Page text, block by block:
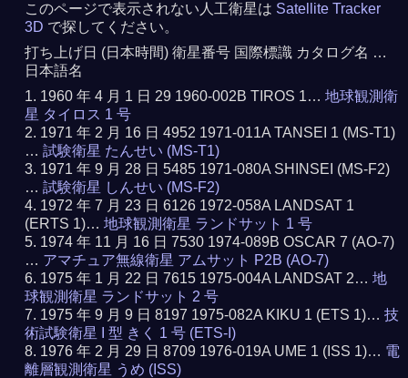
このページで表示されない人工衛星は Satellite Tracker
3D で探してください。
打ち上げ日 (日本時間) 衛星番号 国際標識 カタログ名 …
日本語名
1960 年 4 月 1 日 29 1960-002B TIROS 1…地球観測衛
星 タイロス 1 号
1971 年 2 月 16 日 4952 1971-011A TANSEI 1 (MS-T1)
…試験衛星 たんせい (MS-T1)
1971 年 9 月 28 日 5485 1971-080A SHINSEI (MS-F2)
…試験衛星 しんせい (MS-F2)
1972 年 7 月 23 日 6126 1972-058A LANDSAT 1
(ERTS 1)…地球観測衛星 ランドサット 1 号
1974 年 11 月 16 日 7530 1974-089B OSCAR 7 (AO-7)
… アマチュア無線衛星 アムサット P2B (AO-7)
1975 年 1 月 22 日 7615 1975-004A LANDSAT 2…地
球観測衛星 ランドサット 2 号
1975 年 9 月 9 日 8197 1975-082A KIKU 1 (ETS 1)…技
術試験衛星 I 型 きく 1 号 (ETS-I)
1976 年 2 月 29 日 8709 1976-019A UME 1 (ISS 1)… 電
離層観測衛星 うめ (ISS)